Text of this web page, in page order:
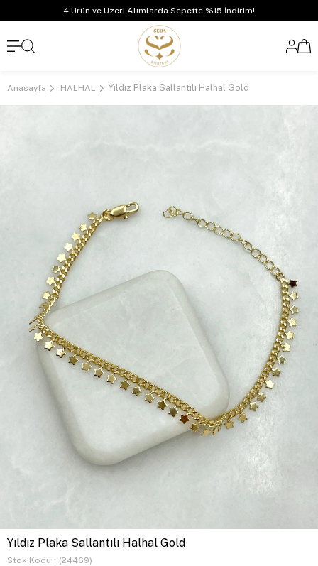
4 Ürün ve Üzeri Alımlarda Sepette %15 İndirim!
Anasayfa HALHAL Yıldız Plaka Sallantılı Halhal Gold
Yıldız Plaka Sallantılı Halhal Gold
Stok Kodu (24469)